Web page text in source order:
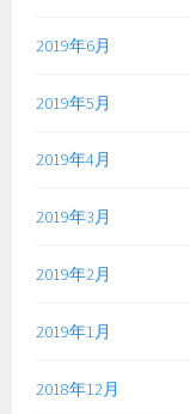
2019年6月
2019年5月
2019年4月
2019年3月
2019年2月
2019年1月
2018年12月